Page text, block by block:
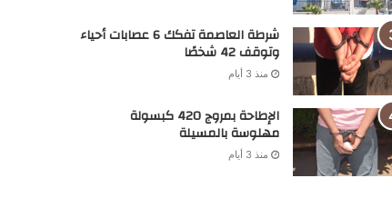
شرطة العاصمة تفكك 6 عصابات أحياء
وتوقف 42 شخصًا
منذ 3 أيام
الإطاحة بمروج 420 كبسولة
مهلوسة بالمسيلة
منذ 3 أيام